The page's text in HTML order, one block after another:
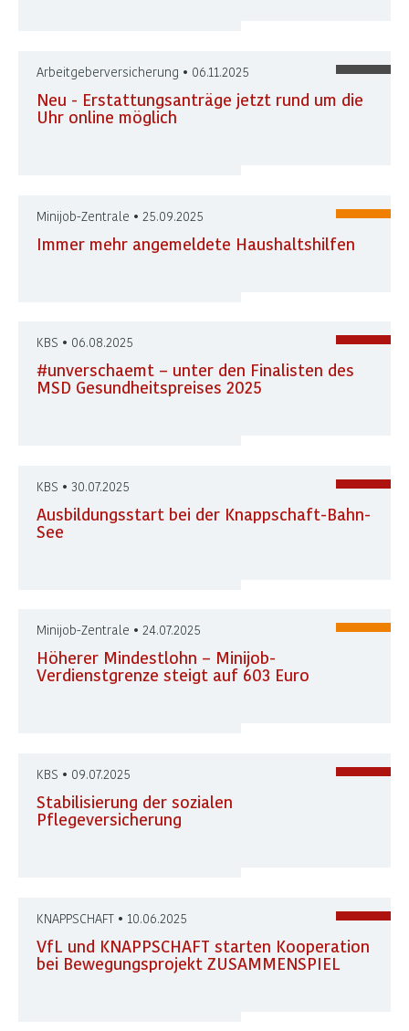
Arbeitgeberversicherung • 06.11.2025
Neu - Erstattungsanträge jetzt rund um die
Uhr online möglich
Minijob-Zentrale • 25.09.2025
Immer mehr angemeldete Haushaltshilfen
KBS • 06.08.2025
#unverschaemt – unter den Finalisten des
MSD Gesundheitspreises 2025
KBS • 30.07.2025
Ausbildungsstart bei der Knappschaft-Bahn-
See
Minijob-Zentrale • 24.07.2025
Höherer Mindestlohn – Minijob-
Verdienstgrenze steigt auf 603 Euro
KBS • 09.07.2025
Stabilisierung der sozialen
Pflegeversicherung
KNAPPSCHAFT • 10.06.2025
VfL und KNAPPSCHAFT starten Kooperation
bei Bewegungsprojekt ZUSAMMENSPIEL